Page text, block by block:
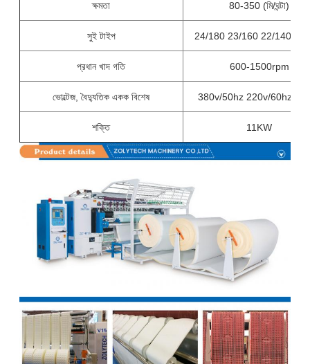
ক্ষমতা 80-350 (মি/ঘন্টা)
সুই টাইপ 24/180 23/160 22/140 21/
প্রধান খাদ গতি 600-1500rpm
ভোল্টেজ, বৈদ্যুতিক একক বিশেষ 380v/50hz 220v/60hz, 3-
শক্তি 11KW